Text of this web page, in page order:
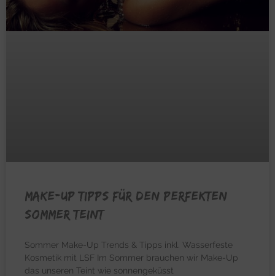
Make-Up Tipps für den perfekten
Sommer Teint
Sommer Make-Up Trends & Tipps inkl. Wasserfeste
Kosmetik mit LSF Im Sommer brauchen wir Make-Up
das unseren Teint wie sonnengeküsst